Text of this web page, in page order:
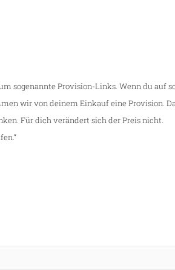
sogenannte Provision-Links. Wenn du auf
wir von deinem Einkauf eine Provision.
Für dich verändert sich der Preis nicht.